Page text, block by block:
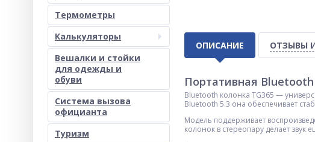
Термометры
Калькуляторы
Вешалки и стойки
для одежды и
обуви
Система вызова
официанта
Туризм
ОПИСАНИЕ ОТЗЫВЫ
Портативная
Bluetooth колонка TG365 —
Bluetooth 5.3 она обеспечивает
Модель поддерживает
колонок в стереопару делает